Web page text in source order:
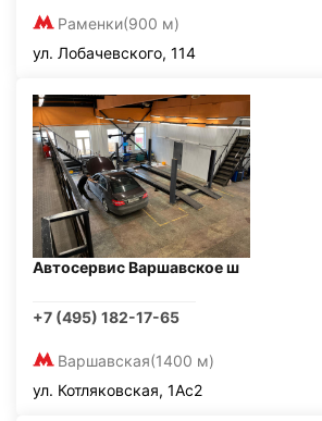
Раменки(900 м)
ул. Лобачевского, 114
Автосервис Варшавское ш
+7 (495) 182-17-65
Варшавская(1400 м)
ул. Котляковская, 1Ас2